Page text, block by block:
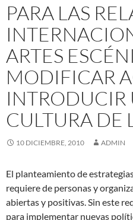
PARA LAS
ARTES
MODIFICAR
INTRODUCIR
CULTURA DE
10 DICIEMBRE, 2010 ADMIN
El planteamiento de
requiere de personas y
abiertas y positivas. Sin este
para implementar nuevas